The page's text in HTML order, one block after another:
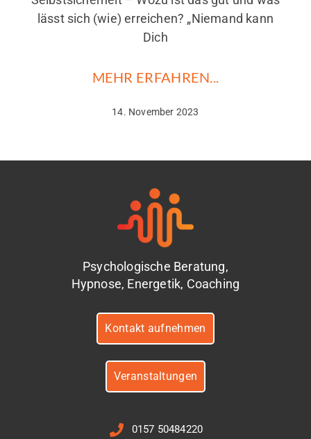
lässt sich (wie) erreichen? „Niemand kann
Dich
MEHR ERFAHREN...
14. November 2023
Psychologische Beratung,
Hypnose, Energetik, Coaching
Kontakt aufnehmen
Veranstaltungen
0157 50484220